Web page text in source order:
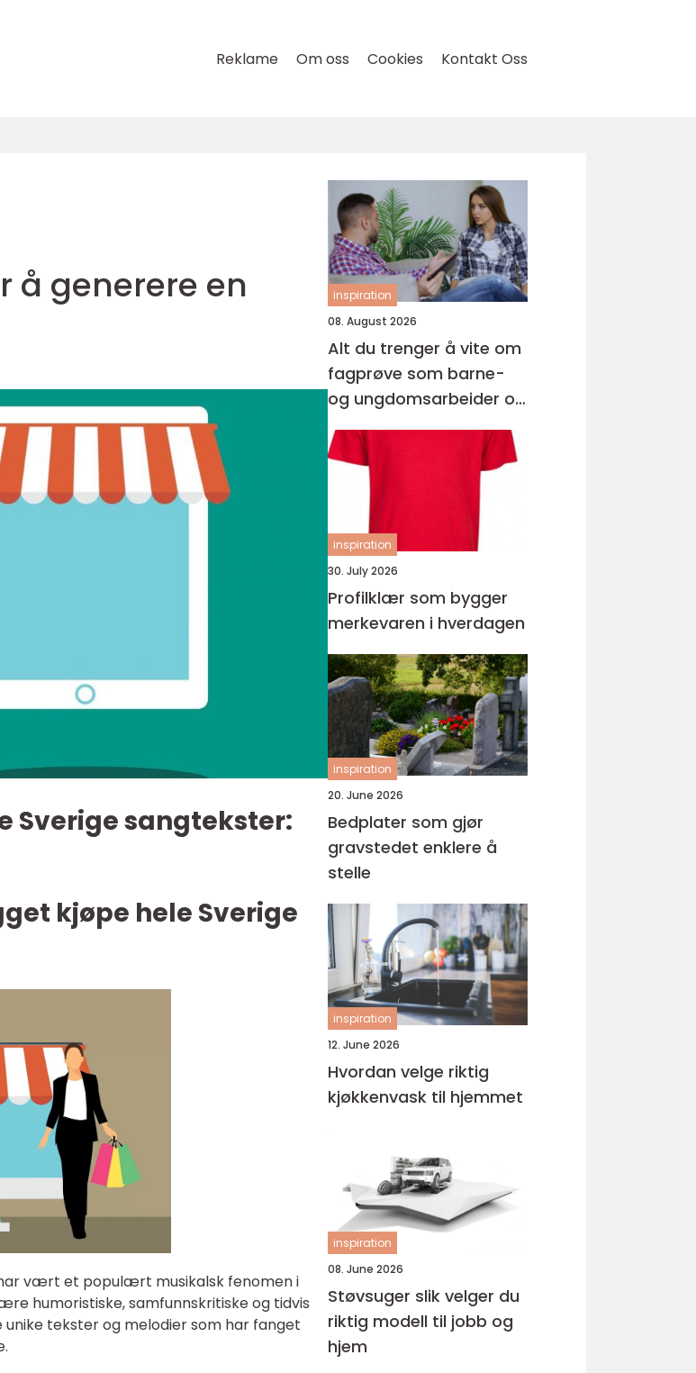
Reklame Om oss Cookies Kontakt Oss
å generere en
Sverige sangtekster:
kjøpe hele Sverige
vært et populært musikalsk fenomen i
humoristiske, samfunnskritiske og tidvis
tekster og melodier som har fanget
inspiration
08. August 2026
Alt du trenger å vite om
fagprøve som barne-
og ungdomsarbeider og
barne- og
ungdomsarbeiderfaget
inspiration
30. July 2026
Profilklær som bygger
merkevaren i hverdagen
inspiration
20. June 2026
Bedplater som gjør
gravstedet enklere å
stelle
inspiration
12. June 2026
Hvordan velge riktig
kjøkkenvask til hjemmet
inspiration
08. June 2026
Støvsuger slik velger du
riktig modell til jobb og
hjem